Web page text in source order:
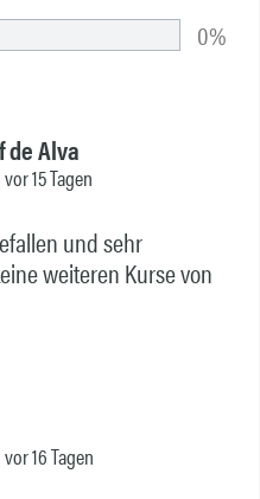
0%
de Alva
vor 15 Tagen
und sehr
weiteren Kurse von
vor 16 Tagen